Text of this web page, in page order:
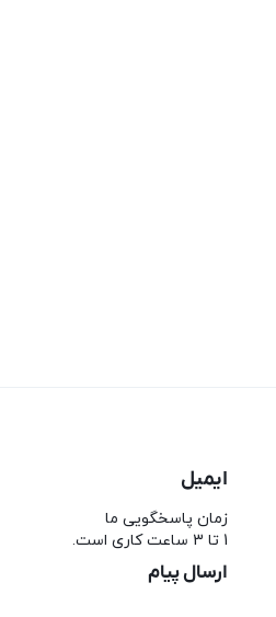
ایمیل
زمان پاسخگویی ما
1 تا 3 ساعت کاری است.
ارسال پیام